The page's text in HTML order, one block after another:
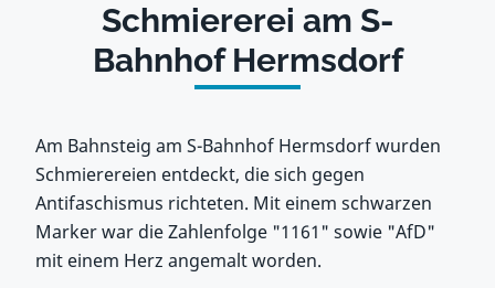
Schmiererei am S-
Bahnhof Hermsdorf
Am Bahnsteig am S-Bahnhof Hermsdorf wurden
Schmierereien entdeckt, die sich gegen
Antifaschismus richteten. Mit einem schwarzen
Marker war die Zahlenfolge "1161" sowie "AfD"
mit einem Herz angemalt worden.